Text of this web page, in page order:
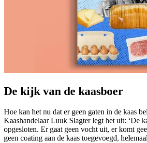
De kijk van de kaasboer
Hoe kan het nu dat er geen gaten in de kaas
Kaashandelaar Luuk Slagter legt het uit: ‘De
opgesloten. Er gaat geen vocht uit, er komt
geen coating aan de kaas toegevoegd,